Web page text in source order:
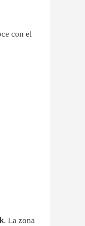
con el
. La zona